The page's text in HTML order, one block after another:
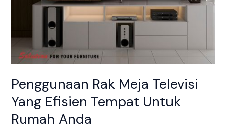
Penggunaan Rak Meja Televisi
Yang Efisien Tempat Untuk
Rumah Anda